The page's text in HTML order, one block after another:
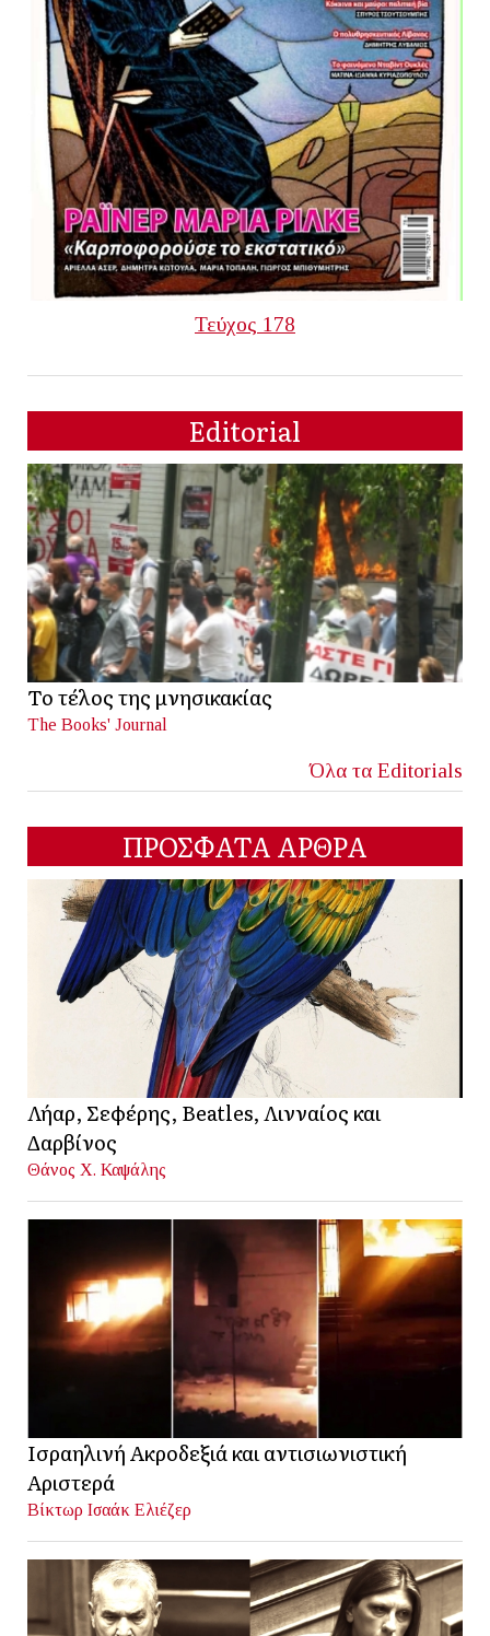
Τεύχος 178
Editorial
Το τέλος της μνησικακίας
The Books' Journal
Όλα τα Editorials
ΠΡΟΣΦΑΤΑ ΑΡΘΡΑ
Λήαρ, Σεφέρης, Beatles, Λινναίος και
Δαρβίνος
Θάνος Χ. Καψάλης
Ισραηλινή Ακροδεξιά και αντισιωνιστική
Αριστερά
Βίκτωρ Ισαάκ Ελιέζερ